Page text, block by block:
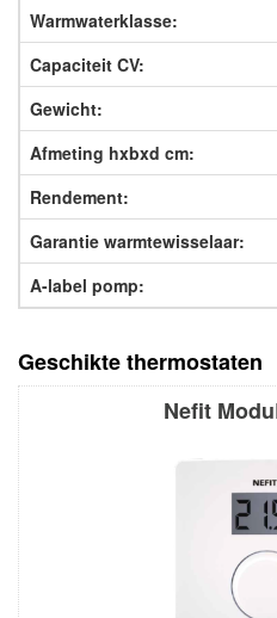
Warmwaterklasse:
Capaciteit CV:
Gewicht:
Afmeting hxbxd cm:
Rendement:
Garantie warmtewisselaar:
A-label pomp:
Geschikte thermostaten
Nefit